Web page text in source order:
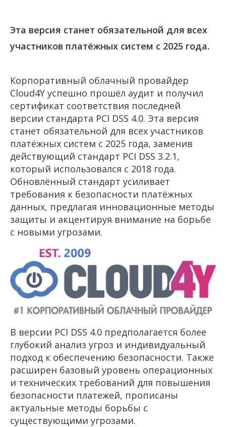
Эта версия станет обязательной для всех
участников платёжных систем с 2025 года.
Корпоративный облачный провайдер
Cloud4Y успешно прошёл аудит и получил
сертификат соответствия последней
версии стандарта PCI DSS 4.0. Эта версия
станет обязательной для всех участников
платёжных систем с 2025 года, заменив
действующий стандарт PCI DSS 3.2.1,
который использовался с 2018 года.
Обновлённый стандарт усиливает
требования к безопасности платёжных
данных, предлагая инновационные методы
защиты и акцентируя внимание на борьбе
с новыми угрозами.
В версии PCI DSS 4.0 предполагается более
глубокий анализ угроз и индивидуальный
подход к обеспечению безопасности. Также
расширен базовый уровень операционных
и технических требований для повышения
безопасности платежей, прописаны
актуальные методы борьбы с
существующими угрозами.